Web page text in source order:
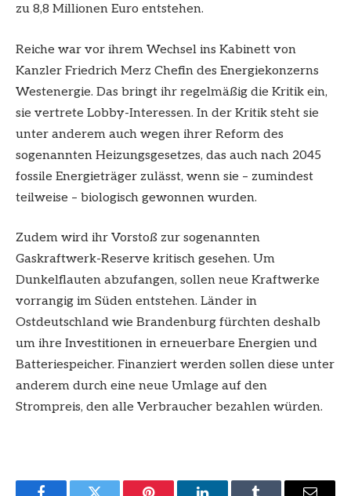
zu 8,8 Millionen Euro entstehen.
Reiche war vor ihrem Wechsel ins Kabinett von
Kanzler Friedrich Merz Chefin des Energiekonzerns
Westenergie. Das bringt ihr regelmäßig die Kritik ein,
sie vertrete Lobby-Interessen. In der Kritik steht sie
unter anderem auch wegen ihrer Reform des
sogenannten Heizungsgesetzes, das auch nach 2045
fossile Energieträger zulässt, wenn sie – zumindest
teilweise – biologisch gewonnen wurden.
Zudem wird ihr Vorstoß zur sogenannten
Gaskraftwerk-Reserve kritisch gesehen. Um
Dunkelflauten abzufangen, sollen neue Kraftwerke
vorrangig im Süden entstehen. Länder in
Ostdeutschland wie Brandenburg fürchten deshalb
um ihre Investitionen in erneuerbare Energien und
Batteriespeicher. Finanziert werden sollen diese unter
anderem durch eine neue Umlage auf den
Strompreis, den alle Verbraucher bezahlen würden.